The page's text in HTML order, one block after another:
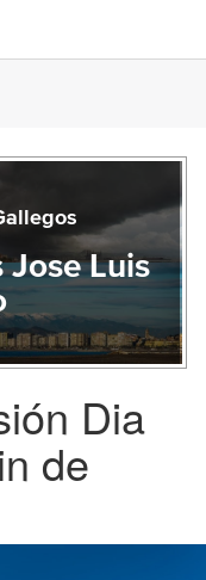
Jose Luis
Dia
de